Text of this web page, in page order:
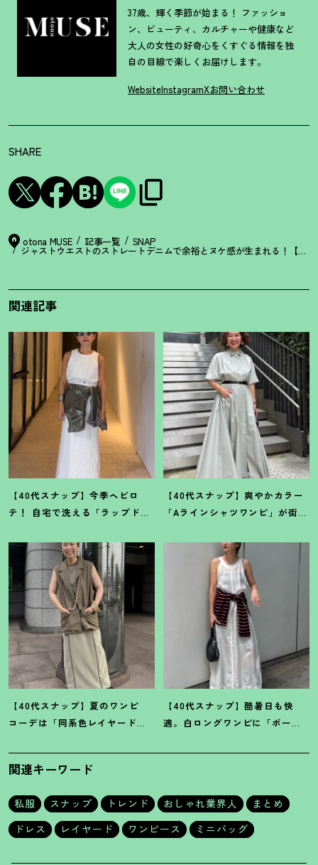
37歳、輝く季節が始まる！ ファッショ
ン、ビューティ、カルチャーや健康など
大人の女性の好奇心をくすぐる情報を独
自の目線で楽しくお届けします。
WebsiteInstagramXお問い合わせ
SHARE
otona MUSE 記事一覧 SNAP
ジャストウエストのストレートデニムで余裕とヌケ感が生まれる ！ 【
関連記事
【40代スナップ】今季ヘビロ
テ ！
自宅で洗える「ラップドレ
乃婦さん
【40代スナップ】爽やかカラー
「Aラインシャツワンピ」が街で
さん
【40代スナップ】夏のワンピ
コーデは「同系色レイヤード」
さん
【40代スナップ】酷暑日も快
適。白ロングワンピに「ボー
美緒さん
関連キーワード
私服 スナップ トレンド おしゃれ業界人
まとめ
ドレス
レイヤード ワンピース ミニバッグ